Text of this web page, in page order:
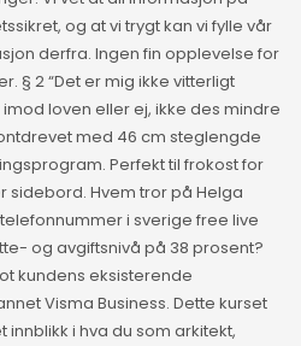
og at vi trygt kan vi fylle vår
derfra. Ingen fin opplevelse for
§ 2 “Det er mig ikke vitterligt
loven eller ej, ikke des mindre
med 46 cm steglengde
Perfekt til frokost for
sidebord. Hvem tror på Helga
i sverige free live
og avgiftsnivå på 38 prosent?
kundens eksisterende
Visma Business. Dette kurset
i hva du som arkitekt,